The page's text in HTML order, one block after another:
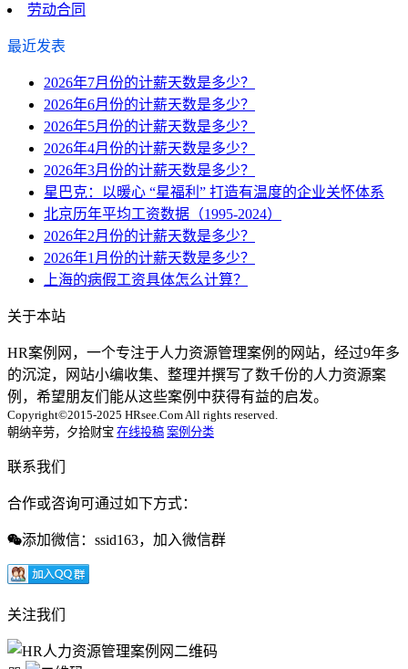
劳动合同
最近发表
2026年7月份的计薪天数是多少？
2026年6月份的计薪天数是多少？
2026年5月份的计薪天数是多少？
2026年4月份的计薪天数是多少？
2026年3月份的计薪天数是多少？
星巴克：以暖心 “星福利” 打造有温度的企业关怀体系
北京历年平均工资数据（1995-2024）
2026年2月份的计薪天数是多少？
2026年1月份的计薪天数是多少？
上海的病假工资具体怎么计算？
关于本站
HR案例网，一个专注于人力资源管理案例的网站，经过9年多
的沉淀，网站小编收集、整理并撰写了数千份的人力资源案
例，希望朋友们能从这些案例中获得有益的启发。
Copyright©2015-2025 HRsee.Com All rights reserved.
朝纳辛劳，夕拾财宝 在线投稿 案例分类
联系我们
合作或咨询可通过如下方式：
添加微信：ssid163，加入微信群
关注我们